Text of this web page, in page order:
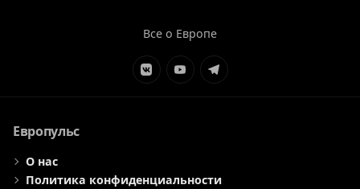
Все о Европе
ЭлементЭлементЭлемент
Европульс
О нас
Политика конфиденциальности